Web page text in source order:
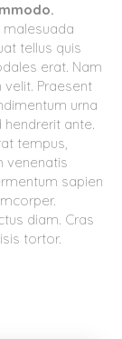
malesuada
tellus quis
erat. Nam
Praesent
urna
ante.
tempus,
venenatis
sapien
diam. Cras
tortor.